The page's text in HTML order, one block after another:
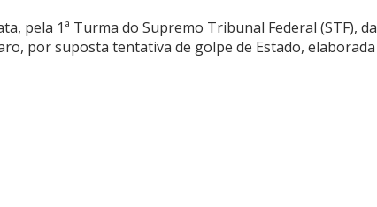
pela 1ª Turma do Supremo Tribunal Federal (STF), da
por suposta tentativa de golpe de Estado, elaborada